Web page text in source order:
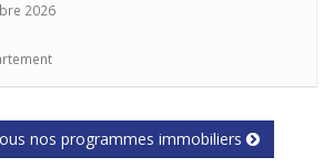
2026
nos programmes immobiliers